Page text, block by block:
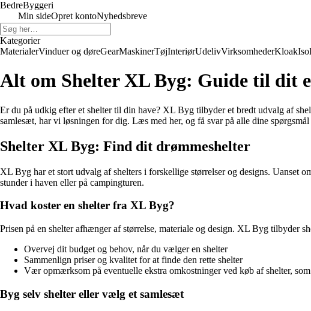
BedreByggeri
Min sideOpret kontoNyhedsbreve
Kategorier
MaterialerVinduer og døreGearMaskinerTøjInteriørUdelivVirksomhederKloak
Alt om Shelter XL Byg: Guide til dit
Er du på udkig efter et shelter til din have? XL Byg tilbyder et bredt udvalg af
samlesæt, har vi løsningen for dig. Læs med her, og få svar på alle dine spørgsmål
Shelter XL Byg: Find dit drømmeshelter
XL Byg har et stort udvalg af shelters i forskellige størrelser og designs. Uanset
stunder i haven eller på campingturen.
Hvad koster en shelter fra XL Byg?
Prisen på en shelter afhænger af størrelse, materiale og design. XL Byg tilbyder
Overvej dit budget og behov, når du vælger en shelter
Sammenlign priser og kvalitet for at finde den rette shelter
Vær opmærksom på eventuelle ekstra omkostninger ved køb af shelter,
Byg selv shelter eller vælg et samlesæt